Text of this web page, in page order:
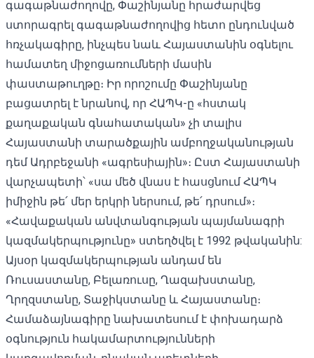
գագաթնաժողովը, Փաշինյանը հրաժարվեց
ստորագրել գագաթնաժողովից հետո ընդունված
հռչակագիրը, ինչպես նաև Հայաստանին օգնելու
համատեղ միջոցառումների մասին
փաստաթուղթը։ Իր որոշումը Փաշինյանը
բացատրել է նրանով, որ ՀԱՊԿ-ը «հստակ
քաղաքական գնահատական» չի տալիս
Հայաստանի տարածքային ամբողջականության
դեմ Ադրբեջանի «ագրեսիային»։ Ըստ Հայաստանի
վարչապետի՝ «սա մեծ վնաս է հասցնում ՀԱՊԿ
իմիջին թե՛ մեր երկրի ներսում, թե՛ դրսում»։
«Հավաքական անվտանգության պայմանագրի
կազմակերպությունը» ստեղծվել է 1992 թվականին:
Այսօր կազմակերպության անդամ են
Ռուսաստանը, Բելառուսը, Ղազախստանը,
Ղրղզստանը, Տաջիկստանը և Հայաստանը։
Համաձայնագիրը նախատեսում է փոխադարձ
օգնություն հակամարտությունների